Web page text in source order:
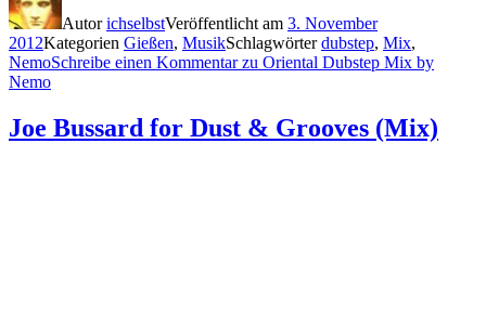
AutorichselbstVeröffentlicht am 3. November
2012Kategorien Gießen, MusikSchlagwörterdubstep, Mix,
NemoSchreibe einen Kommentarzu Oriental Dubstep Mix by
Nemo
Joe Bussard for Dust & Grooves (Mix)